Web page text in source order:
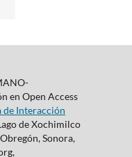
en Open Access
de Interacción
de Xochimilco
Sonora,